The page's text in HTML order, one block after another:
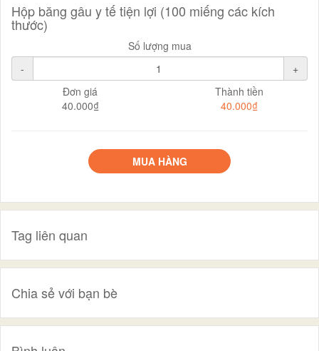
Hộp băng gâu y tế tiện lợi (100 miếng các kích
thước)
Số lượng mua
-
+
Đơn giá
40.000₫
Thành tiền
40.000₫
MUA HÀNG
Tag liên quan
Chia sẻ với bạn bè